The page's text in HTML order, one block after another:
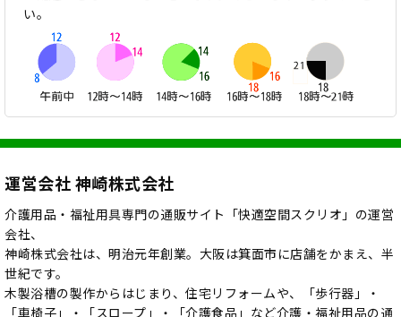
い。
運営会社 神崎株式会社
介護用品・福祉用具専門の通販サイト「快適空間スクリオ」の運営
会社、
神崎株式会社は、明治元年創業。大阪は箕面市に店舗をかまえ、半
世紀です。
木製浴槽の製作からはじまり、住宅リフォームや、「歩行器」・
「車椅子」・「スロープ」・「介護食品」など介護・福祉用品の通